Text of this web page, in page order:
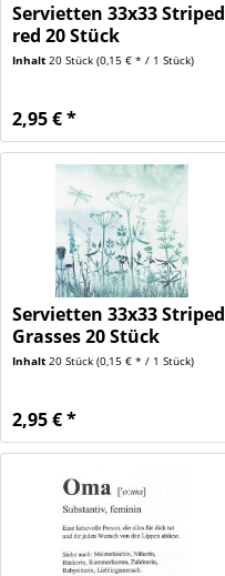
Servietten 33x33 Striped
red 20 Stück
Inhalt20 Stück(0,15 € * / 1 Stück)
2,95 € *
Servietten 33x33 Striped
Grasses 20 Stück
Inhalt20 Stück(0,15 € * / 1 Stück)
2,95 € *